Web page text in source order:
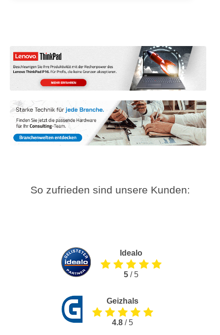
So zufrieden sind unsere Kunden:
Idealo
5/ 5
Geizhals
4.8 / 5